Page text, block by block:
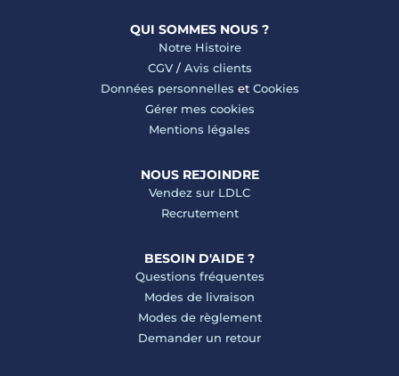
QUI SOMMES NOUS ?
Notre Histoire
CGV/ Avis clients
Données personnelles et Cookies
Gérer mes cookies
Mentions légales
NOUS REJOINDRE
Vendez sur LDLC
Recrutement
BESOIN D'AIDE ?
Questions fréquentes
Modes de livraison
Modes de règlement
Demander un retour